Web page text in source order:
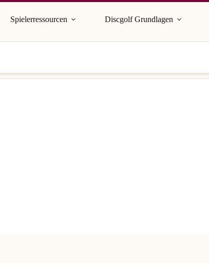
Spielerressourcen Discgolf Grundlagen